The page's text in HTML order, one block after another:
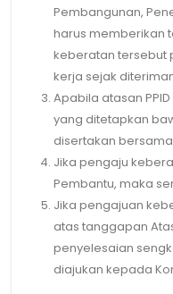
Pembangunan,
harus memberikan
keberatan tersebut
kerja sejak
Apabila atasan
yang ditetapkan
disertakan
Jika pengaju
Pembantu, maka
Jika pengajuan
atas tanggapan
penyelesaian
diajukan kepada